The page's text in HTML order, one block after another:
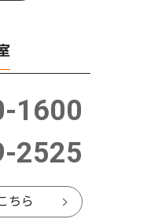
2026.08.05
1600
2525
ちら